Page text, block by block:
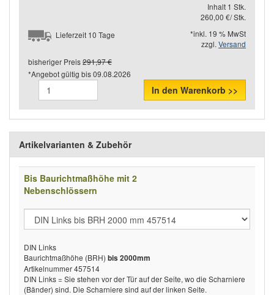
Inhalt 1 Stk.
260,00 €/ Stk.
Lieferzeit 10 Tage
*inkl. 19 % MwSt
zzgl. Versand
bisheriger Preis291,97 €
*Angebot gültig bis09.08.2026
In den Warenkorb >>
Artikelvarianten & Zubehör
Bis Baurichtmaßhöhe mit 2
Nebenschlössern
DIN Links
Baurichtmaßhöhe (BRH) bis 2000mm
Artikelnummer 457514
DIN Links = Sie stehen vor der Tür auf der Seite, wo die Scharniere
(Bänder) sind. Die Scharniere sind auf der linken Seite.